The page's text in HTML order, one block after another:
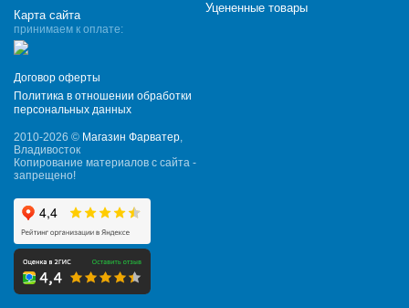
принимаем к оплате:
Договор оферты
Политика в отношении обработки
персональных данных
2010-2026 © Магазин Фарватер,
Владивосток
Копирование материалов с сайта -
запрещено!
Карта сайта
Уцененные товары